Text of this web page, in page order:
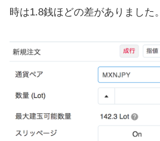
時は1.8銭ほどの差がありました。